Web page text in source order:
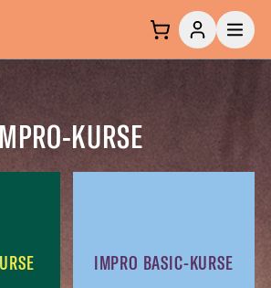
KURSE
IMPRO BASIC-KURSE